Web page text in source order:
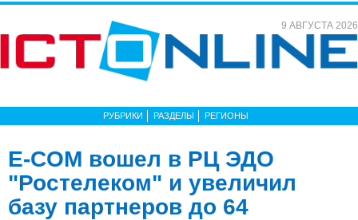
9 АВГУСТА 2026
РУБРИКИ РАЗДЕЛЫ РЕГИОНЫ
E-COM вошел в РЦ ЭДО
"Ростелеком" и увеличил
базу партнеров до 64